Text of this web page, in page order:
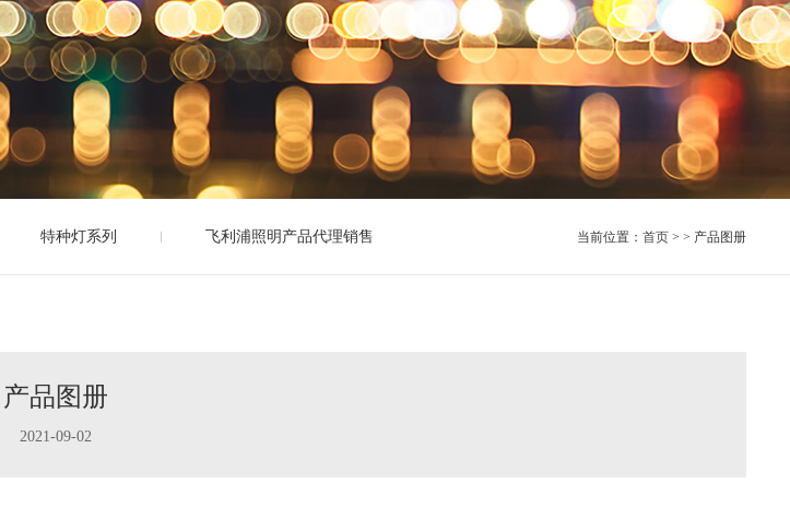
特种灯系列 飞利浦照明产品代理销售 当前位置： 首页> > 产品图册
产品图册
2021-09-02